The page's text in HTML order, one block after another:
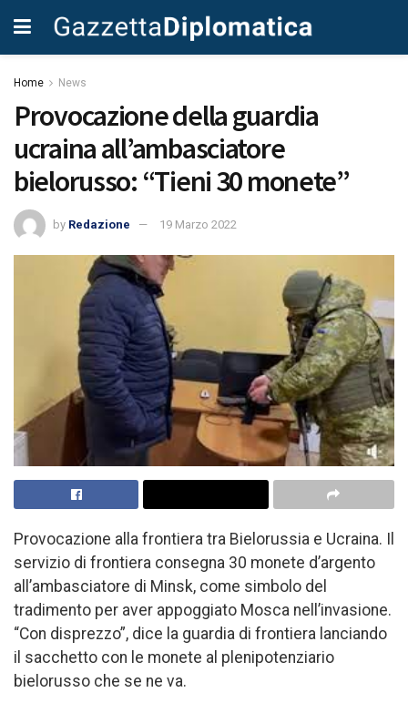
Home News
Provocazione della guardia
ucraina all’ambasciatore
bielorusso: “Tieni 30 monete”
by Redazione 19 Marzo 2022
Provocazione alla frontiera tra Bielorussia e Ucraina. Il
servizio di frontiera consegna 30 monete d’argento
all’ambasciatore di Minsk, come simbolo del
tradimento per aver appoggiato Mosca nell’invasione.
“Con disprezzo”, dice la guardia di frontiera lanciando
il sacchetto con le monete al plenipotenziario
bielorusso che se ne va.